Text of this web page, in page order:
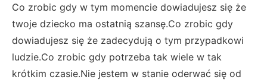
Co zrobic gdy w tym momencie dowiadujesz się że
twoje dziecko ma ostatnią szansę.Co zrobic gdy
dowiadujesz się że zadecydują o tym przypadkowi
ludzie.Co zrobic gdy potrzeba tak wiele w tak
krótkim czasie.Nie jestem w stanie oderwać się od